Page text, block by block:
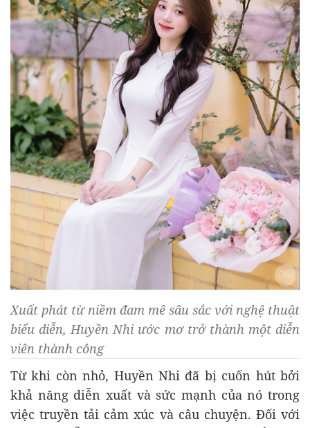
Xuất phát từ niềm đam mê sâu sắc với nghệ thuật
biểu diễn, Huyền Nhi ước mơ trở thành một diễn
viên thành công
Từ khi còn nhỏ, Huyền Nhi đã bị cuốn hút bởi
khả năng diễn xuất và sức mạnh của nó trong
việc truyền tải cảm xúc và câu chuyện. Đối với